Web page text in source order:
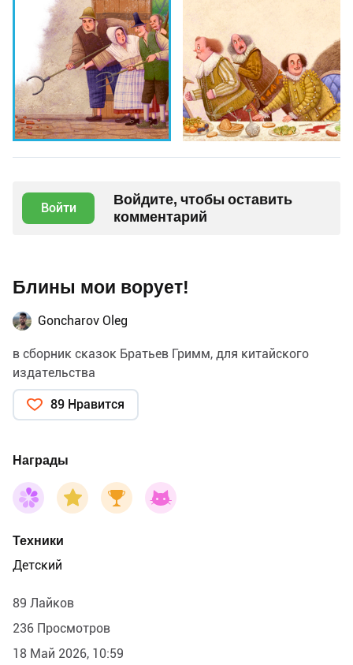
Войти
Войдите, чтобы оставить
комментарий
Блины мои ворует!
Goncharov Oleg
в сборник сказок Братьев Гримм, для китайского
издательства
89 Нравится
Награды
Техники
Детский
89 Лайков
236 Просмотров
18 Май 2026, 10:59